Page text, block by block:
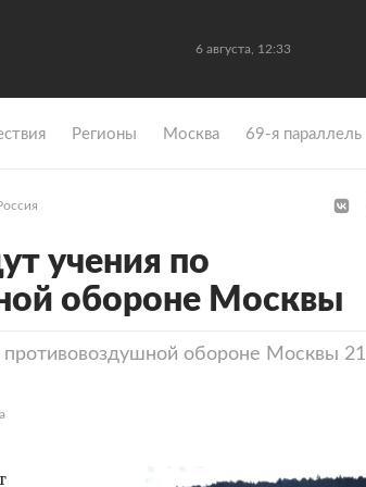
6 августа, 12:33
Регионы Москва 69-я параллель
учения по
обороне Москвы
обороне Москвы 21